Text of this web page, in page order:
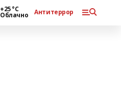
+25 °С
Облачно Антитеррор